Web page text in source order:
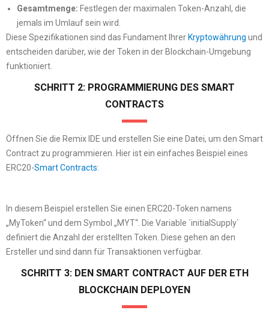
Gesamtmenge: Festlegen der maximalen Token-Anzahl, die
jemals im Umlauf sein wird.
Diese Spezifikationen sind das Fundament Ihrer Kryptowährung und
entscheiden darüber, wie der Token in der Blockchain-Umgebung
funktioniert.
SCHRITT 2: PROGRAMMIERUNG DES SMART
CONTRACTS
Öffnen Sie die Remix IDE und erstellen Sie eine Datei, um den Smart
Contract zu programmieren. Hier ist ein einfaches Beispiel eines
ERC20-Smart Contracts:
In diesem Beispiel erstellen Sie einen ERC20-Token namens
„MyToken“ und dem Symbol „MYT“. Die Variable `initialSupply`
definiert die Anzahl der erstellten Token. Diese gehen an den
Ersteller und sind dann für Transaktionen verfügbar.
SCHRITT 3: DEN SMART CONTRACT AUF DER ETH
BLOCKCHAIN DEPLOYEN